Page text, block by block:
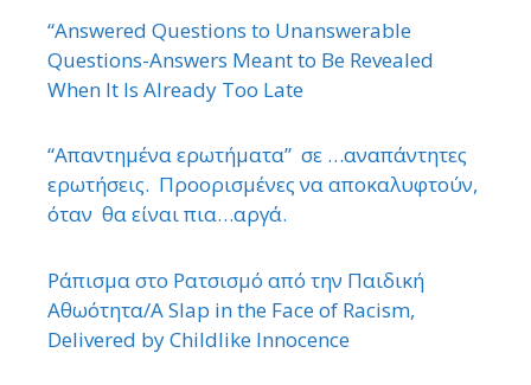
“Answered Questions to Unanswerable
Questions-Answers Meant to Be Revealed
When It Is Already Too Late
“Απαντημένα ερωτήματα” σε …αναπάντητες
ερωτήσεις. Προορισμένες να αποκαλυφτούν,
όταν θα είναι πια…αργά.
Ράπισμα στο Ρατσισμό από την Παιδική
Αθωότητα/A Slap in the Face of Racism,
Delivered by Childlike Innocence